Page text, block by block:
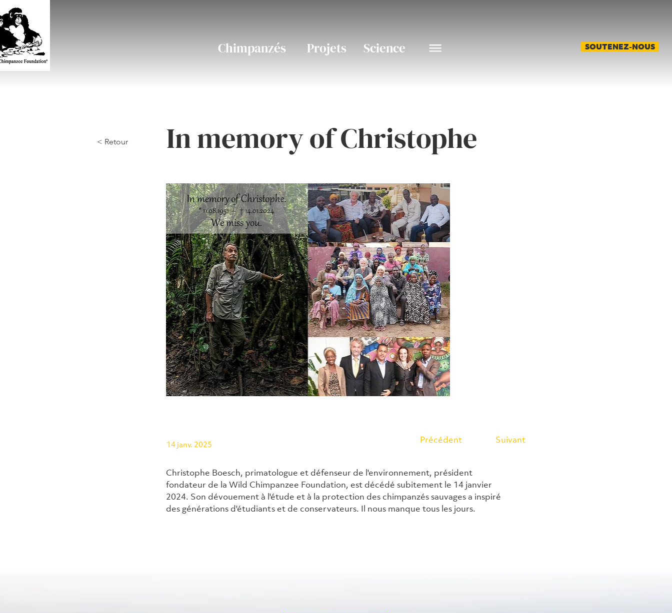
SOUTENEZ-NOUS
Chimpanzés Projets Science
< Retour In memory of Christophe
14 janv. 2025 Précédent Suivant
Christophe Boesch, primatologue et défenseur de l'environnement, président
fondateur de la Wild Chimpanzee Foundation, est décédé subitement le 14 janvier
2024. Son dévouement à l'étude et à la protection des chimpanzés sauvages a inspiré
des générations d'étudiants et de conservateurs. Il nous manque tous les jours.